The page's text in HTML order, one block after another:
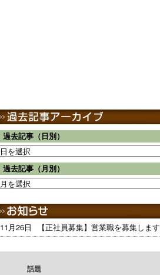
過去記事（日別）
過去記事（月別）
11月26日 【正社員募集】営業職を募集します
話題